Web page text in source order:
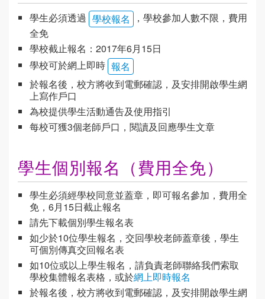
學生必須透過 學校報名
，學校參加人數不限，費用
全免
學校截止報名：2017年6月15日
學校可於網上即時 報名
於報名後，校方將收到電郵確認，及安排開啟學生網
上寫作戶口
為校提供學生活動通告及使用指引
每校可獲3個老師戶口，閱讀及回應學生文章
學生個別報名（費用全免）
學生必須經學校同意並蓋章，即可報名參加，費用全
免，6月15日截止報名
請先下載個別學生報名表
如少於10位學生報名，交回學校老師蓋章後，學生
可個別傳真交回報名表
如10位或以上學生報名，請負責老師聯絡我們索取
學校集體報名表格，或於網上即時報名
於報名後，校方將收到電郵確認，及安排開啟學生網